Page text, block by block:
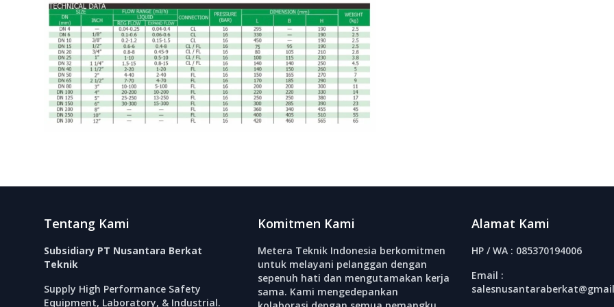
Tentang Kami
Subsidiary PT Nusantara Berkat
Teknik
Supply High Performance Safety
Equipment, Laboratory, & Industrial.
Komitmen Kami
Metera Teknik Indonesia berkomitmen
untuk melayani pelanggan dengan
sepenuh hati dan mengutamakan kerja
sama. Kami mengedepankan
Alamat Kami
HP / WA : 085370194006
Email :